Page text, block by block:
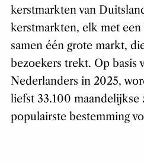
kerstmarkten van
kerstmarkten, elk met
samen één grote markt,
bezoekers trekt. Op basis
Nederlanders in 2025,
liefst 33.100
populairste bestemming